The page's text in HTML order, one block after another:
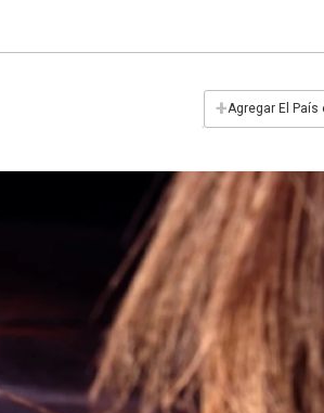
+Agregar El País